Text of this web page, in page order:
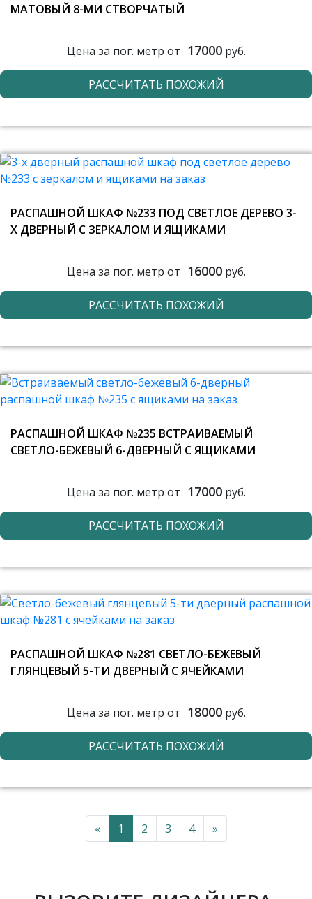
МАТОВЫЙ 8-МИ СТВОРЧАТЫЙ
Цена за пог. метр от 17000руб.
РАССЧИТАТЬ ПОХОЖИЙ
РАСПАШНОЙ ШКАФ №233 ПОД СВЕТЛОЕ ДЕРЕВО 3-
Х ДВЕРНЫЙ С ЗЕРКАЛОМ И ЯЩИКАМИ
Цена за пог. метр от 16000руб.
РАССЧИТАТЬ ПОХОЖИЙ
РАСПАШНОЙ ШКАФ №235 ВСТРАИВАЕМЫЙ
СВЕТЛО-БЕЖЕВЫЙ 6-ДВЕРНЫЙ С ЯЩИКАМИ
Цена за пог. метр от 17000руб.
РАССЧИТАТЬ ПОХОЖИЙ
РАСПАШНОЙ ШКАФ №281 СВЕТЛО-БЕЖЕВЫЙ
ГЛЯНЦЕВЫЙ 5-ТИ ДВЕРНЫЙ С ЯЧЕЙКАМИ
Цена за пог. метр от 18000руб.
РАССЧИТАТЬ ПОХОЖИЙ
« 1 2 3 4 »